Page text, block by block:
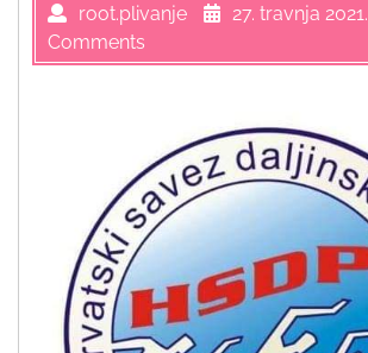
root.plivanje 27. travnja 2021.
Comments